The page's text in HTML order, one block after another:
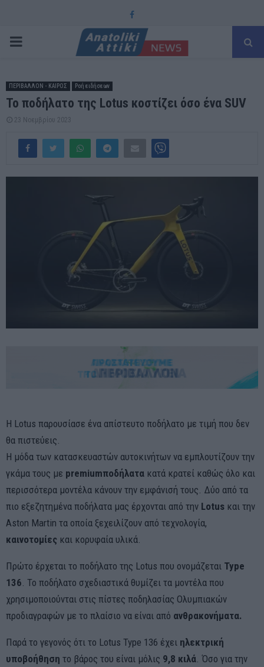
Facebook
PRIMARY
ΠΕΡΙΒΑΛΛΟΝ - ΚΑΙΡΟΣ Ροή ειδήσεων
Το ποδήλατο της Lotus κοστίζει όσο ένα SUV
23 Νοεμβρίου 2023
Η Lotus παρουσίασε ένα απίστευτο ποδήλατο με τιμή που δεν
θα πιστεύεις.
Η μόδα των κατασκευαστών αυτοκινήτων να εμπλουτίζουν την
γκάμα τους με premiumποδήλατα κατά κρατεί καθώς όλο και
περισσότερα μοντέλα κάνουν την εμφάνισή τους. Δύο από τα
πιο εξεζητημένα ποδήλατα μας έρχονται από την Lotus και την
Aston Martin τα οποία ξεχειλίζουν από τεχνολογία,
καινοτομίες και κορυφαία υλικά.
Πρώτο έρχεται το ποδήλατο της Lotus που ονομάζεται Type
136 . Το ποδήλατο σχεδιαστικά θυμίζει τα μοντέλα που
χρησιμοποιούνται στις πίστες ποδηλασίας Ολυμπιακών
προδιαγραφών με το πλαίσιο να είναι από ανθρακονήματα.
Παρά το γεγονός ότι το Lotus Type 136 έχει ηλεκτρική
υποβοήθηση το βάρος του είναι μόλις 9,8 κιλά . Όσο για την